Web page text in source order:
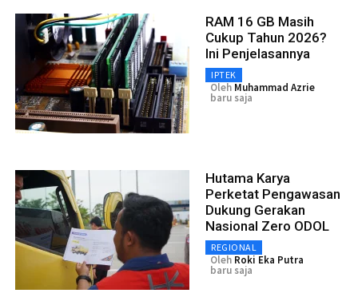
RAM 16 GB Masih
Cukup Tahun 2026?
Ini Penjelasannya
IPTEK
Oleh Muhammad Azrie
baru saja
Hutama Karya
Perketat Pengawasan
Dukung Gerakan
Nasional Zero ODOL
REGIONAL
Oleh Roki Eka Putra
baru saja